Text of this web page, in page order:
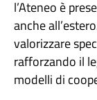
l’Ateneo è
anche
valorizzare
rafforzando il
modelli di